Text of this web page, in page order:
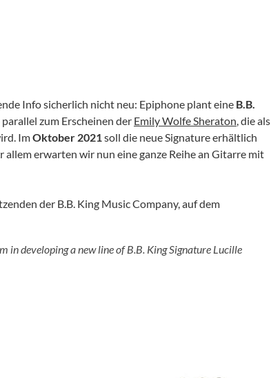
Info sicherlich nicht neu: Epiphone plant eine B.B.
zum Erscheinen der Emily Wolfe Sheraton, die als
ImOktober 2021soll die neue Signature erhältlich
erwarten wir nun eine ganze Reihe an Gitarre mit
der B.B. King Music Company, auf dem
in developing a new line of B.B. King Signature Lucille